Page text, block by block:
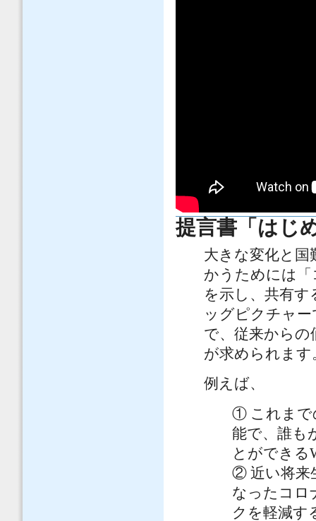
提言書「はじ
大きな変化と国
かうためには
を示し、共有
ッグピクチャ
で、従来からの
が求められます
例えば、
① これまで
能で、誰も
とができる
② 近い将来
なったコロ
クを軽減す